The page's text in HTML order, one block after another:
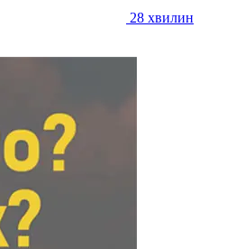
28 хвилин